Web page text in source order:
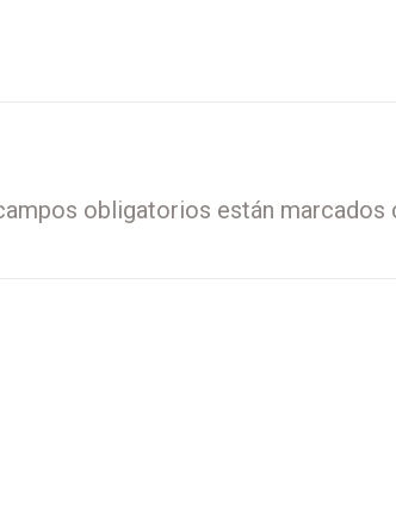
obligatorios están marcados